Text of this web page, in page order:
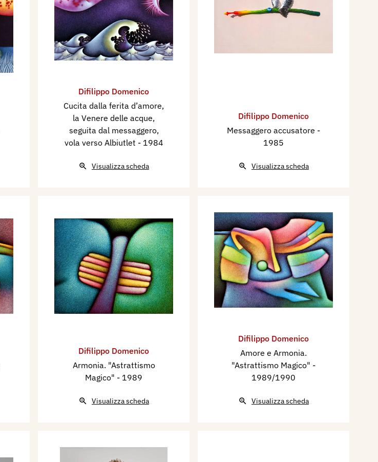
Difilippo Domenico
Cucita dalla ferita d’amore,
la Venere delle acque,
seguita dal messaggero,
vola verso Albiutlet - 1984
Visualizza scheda
Difilippo Domenico
Messaggero accusatore -
1985
Visualizza scheda
Difilippo Domenico
Armonia. "Astrattismo
Magico" - 1989
Visualizza scheda
Difilippo Domenico
Amore e Armonia.
"Astrattismo Magico" -
1989/1990
Visualizza scheda